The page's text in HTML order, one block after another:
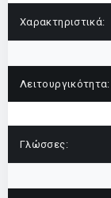
Χαρακτηριστικά:
Λειτουργικότητα:
Γλώσσες: